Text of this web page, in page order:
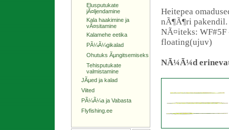
Elusputukate
jÃ¤ljendamine
Kala haakimine ja
vÃ¤sitamine
Kalamehe eetika
PÃ¼Ã¼gikalad
Ohutuks Ãµngitsemiseks
Tehisputukate
valmistamine
JÃµed ja kalad
Viited
PÃ¼Ã¼a ja Vabasta
Flyfishing.ee
Heitepea
nÃ¶Ã¶ri pakendil.
NÃ¤iteks: WF#5F
floating(ujuv)
NÃ¼Ã¼d